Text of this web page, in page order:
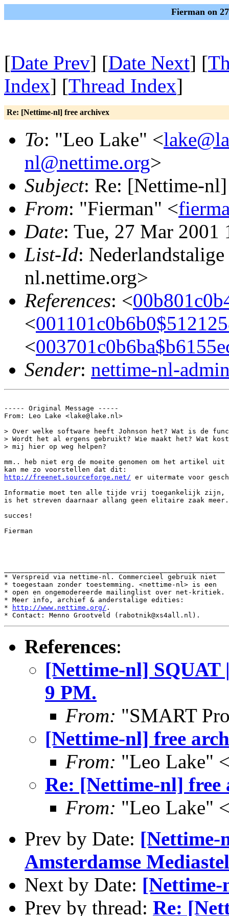
Fierman on
[Date Prev] [Date Next] [
Index] [Thread Index]
Re: [Nettime-nl] free archivex
To: "Leo Lake" <
nl@nettime.org>
Subject: Re: [Nettime-
From: "Fierman" <
Date: Tue, 27 Mar 2001
List-Id:
nl.nettime.org>
References: <
<
<
Sender: nettime-nl-
----- Original Message -----
From: Leo Lake <lake@lake.nl>
> Over welke software heeft Johnson het? Wat is de
> Wordt het al ergens gebruikt? Wie maakt het? Wat kost
> mij hier op weg helpen?
mm.. heb niet erg de moeite genomen om het artikel
http://freenet.sourceforge.net/ er uitermate voor
Informatie moet ten alle tijde vrij toegankelijk zijn,
is het streven daarnaar allang geen elitaire zaak meer.
succes!
Fierman
* Verspreid via nettime-nl. Commercieel gebruik niet
* toegestaan zonder toestemming. <nettime-nl> is een
* open en ongemodereerde mailinglist over net-kritiek.
* Meer info, archief & anderstalige edities:
*
http://www.nettime.org/ .
References:
[Nettime-nl] SQUAT
9 PM.
From: "SMART
[Nettime-nl] free
From: "Leo Lake"
Re: [Nettime-nl] free
From: "Leo Lake"
Prev by Date: [Nettime-
Amsterdamse
Next by Date: [Nettime-
Prev by thread: Re: